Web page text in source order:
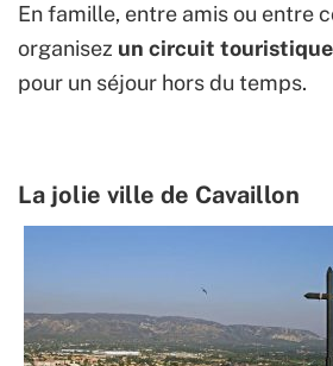
En famille, entre amis ou entre
organisez un circuit touristique
pour un séjour hors du temps.
La jolie ville de Cavaillon